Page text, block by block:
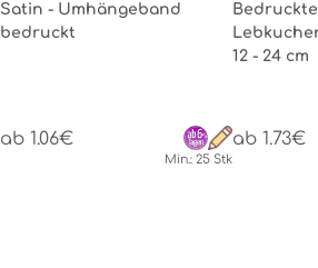
Satin - Umhängeband
bedruckt
ab 1.06€
Min.: 25 Stk
12 - 24 cm
ab 1.73€